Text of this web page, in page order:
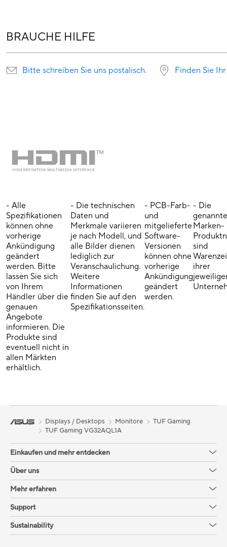
BRAUCHE HILFE
Bitte schreiben Sie uns postalisch. Finden Sie
- Alle
Spezifikationen
können ohne
vorherige
Ankündigung
geändert
werden. Bitte
lassen Sie sich
von Ihrem
Händler über die
genauen
Angebote
informieren. Die
Produkte sind
eventuell nicht in
allen Märkten
erhältlich.
- Die technischen
Daten und
Merkmale variieren
je nach Modell, und
alle Bilder dienen
lediglich zur
Veranschaulichung.
Weitere
Informationen
finden Sie auf den
Spezifikationsseiten.
- PCB-Farb-
und
mitgelieferte
Software-
Versionen
können ohne
vorherige
Ankündigung
geändert
werden.
- Die
Marken-
sind
ihrer
Displays / Desktops Monitore
TUF Gaming
TUF Gaming VG32AQL1A
Einkaufen und mehr entdecken
Über uns
Mehr erfahren
Support
Sustainability